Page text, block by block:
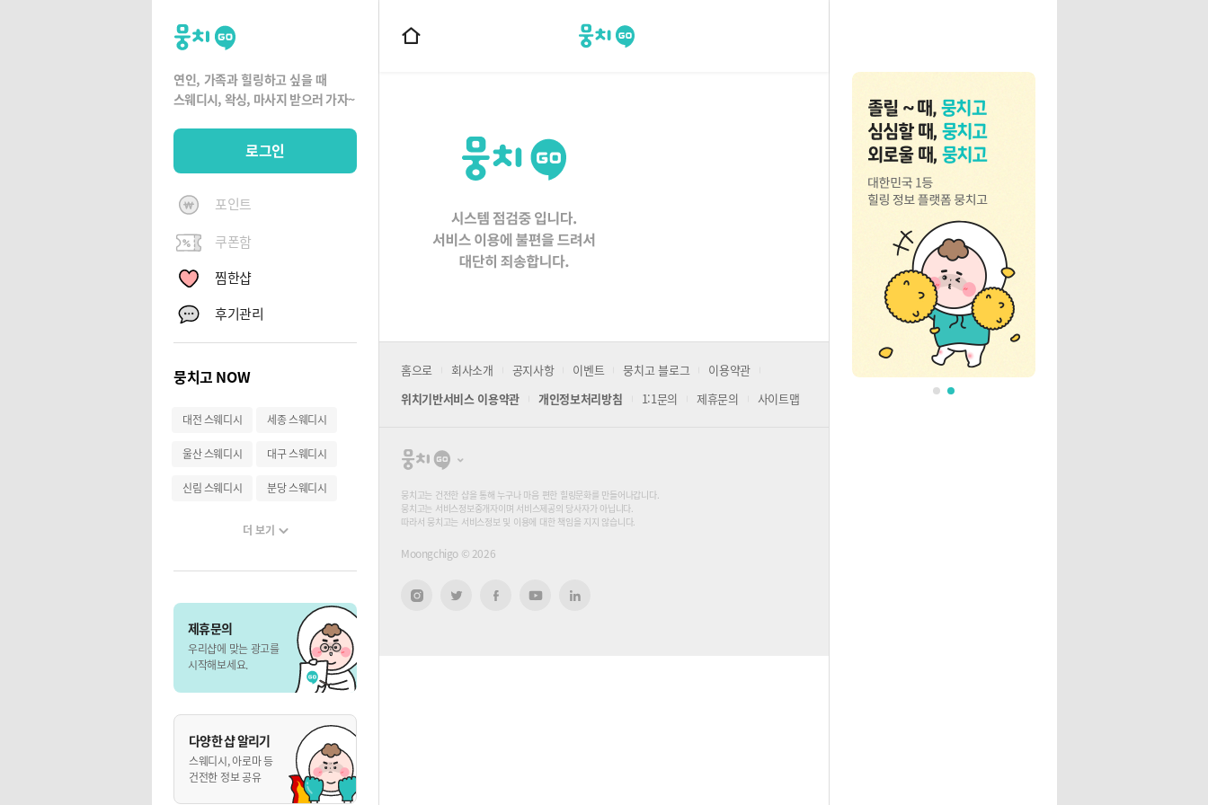
뭉
치
고
연인, 가족과 힐링하고 싶을 때
스웨디시, 왁싱, 마사지 받으러 가자~
로그인
포인트
쿠폰함
찜한샵
후기관리
뭉치고 NOW
대전 스웨디시 세종 스웨디시
울산 스웨디시 대구 스웨디시
신림 스웨디시 분당 스웨디시
더 보기
제휴문의
우리샵에 맞는 광고를
시작해보세요.
다양한 샵 알리기
스웨디시, 아로마 등
건전한 정보 공유
뭉치고
홈
홈으로 회사소개 공지사항 이벤트 뭉치고 블로그
이용약관
위치기반서비스 이용약관
개인정보처리방침 1:1문의 제휴문의 사이트맵
뭉
고
뭉치고는 건전한 샵을 통해 누구나 마음 편한 힐링문화를 만들어나갑니다.
뭉치고는 서비스정보중개자이며 서비스제공의 당사자가 아닙니다.
따라서 뭉치고는 서비스정보 및 이용에 대한 책임을 지지 않습니다.
Moongchigo © 2026